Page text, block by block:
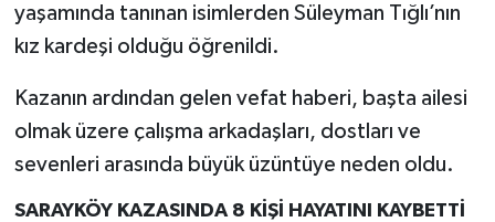
yaşamında tanınan isimlerden Süleyman Tığlı’nın
kız kardeşi olduğu öğrenildi.
Kazanın ardından gelen vefat haberi, başta ailesi
olmak üzere çalışma arkadaşları, dostları ve
sevenleri arasında büyük üzüntüye neden oldu.
SARAYKÖY KAZASINDA 8 KİŞİ HAYATINI KAYBETTİ